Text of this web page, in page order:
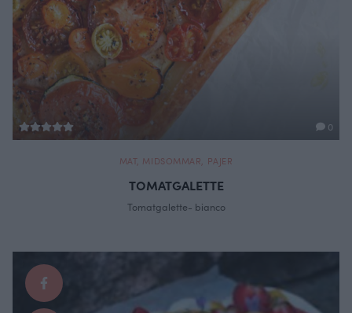
0
MAT, MIDSOMMAR PAJER
TOMATGALETTE
Tomatgalette- bianco